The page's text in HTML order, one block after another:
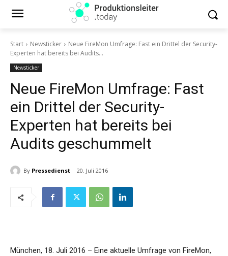
Start Newsticker
Neue FireMon Umfrage: Fast ein Drittel der Security-
Experten hat bereits bei Audits...
Newsticker
Neue FireMon Umfrage: Fast
ein Drittel der Security-
Experten hat bereits bei
Audits geschummelt
By Pressedienst 20. Juli 2016
München, 18. Juli 2016 – Eine aktuelle Umfrage von FireMon,